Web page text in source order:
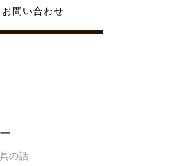
お問い合わせ
の話